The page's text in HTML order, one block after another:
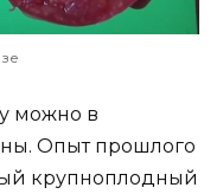
можно в
Опыт прошлого
крупноплодный